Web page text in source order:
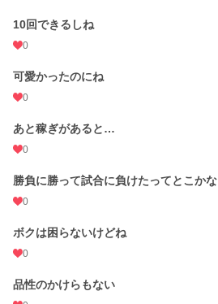
10回できるしね
0
可愛かったのにね
0
あと稼ぎがあると…
0
勝負に勝って試合に負けたってとこかな
0
ボクは困らないけどね
0
品性のかけらもない